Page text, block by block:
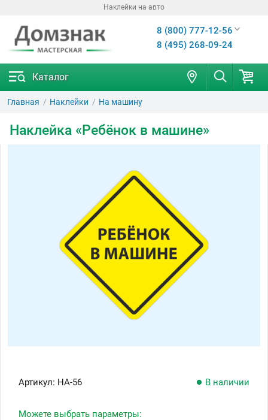
Наклейки на авто
8 (800) 777-12-56
8 (495) 268-09-24
Каталог
Главная Наклейки На машину
Наклейка «Ребёнок в машине»
Артикул: НА-56 В наличии
Можете выбрать параметры: